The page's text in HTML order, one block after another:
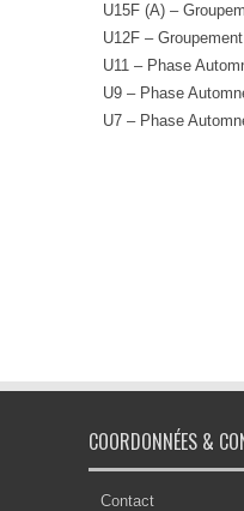
U15F (A) –
U12F – Groupement
U11 – Phase
U9 – Phase
U7 – Phase
COORDONNÉES &
Contact